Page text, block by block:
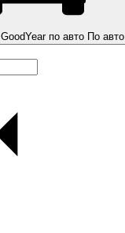
GoodYear по авто По авто